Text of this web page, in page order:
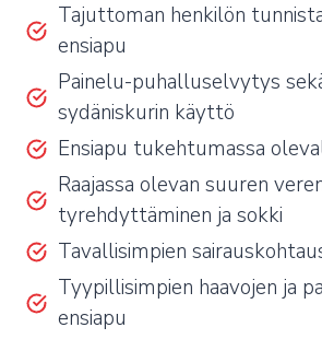
Tajuttoman henkilön
ensiapu
Painelu-puhalluselvytys
sydäniskurin käyttö
Ensiapu tukehtumassa
Raajassa olevan suuren
tyrehdyttäminen ja sokki
Tavallisimpien
Tyypillisimpien haavojen ja
ensiapu